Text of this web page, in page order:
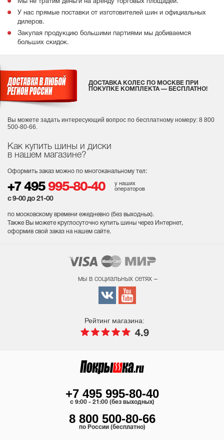
Мы не тратим деньги на аренду торговых площадей.
У нас прямые поставки от изготовителей шин и официальных
дилеров.
Закупая продукцию большими партиями мы добиваемся
больших скидок.
Как купить шины и диски
в нашем магазине?
Оформить заказ можно по многоканальному тел:
+7 495 995-80-40
у наших
операторов
с 9-00 до 21-00
по московскому времени ежедневно (без выходных).
Также Вы можете круглосуточно купить шины через Интернет,
оформив свой заказ на нашем сайте.
ДОСТАВКА КОЛЕС ПО МОСКВЕ ПРИ
ПОКУПКЕ КОМПЛЕКТА — БЕСПЛАТНО!
Вы можете задать интересующий вопрос по бесплатному номеру: 8 800
500-80-66.
мы в социальных сетях –
Рейтинг магазина:
4.9
+7 495 995-80-40
c 9:00 - 21:00 (без выходных)
8 800 500-80-66
по России (бесплатно)